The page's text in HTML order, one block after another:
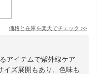
価格と在庫を楽天でチェック >>
アイテムで紫外線ケア
イズ展開もあり、色味も